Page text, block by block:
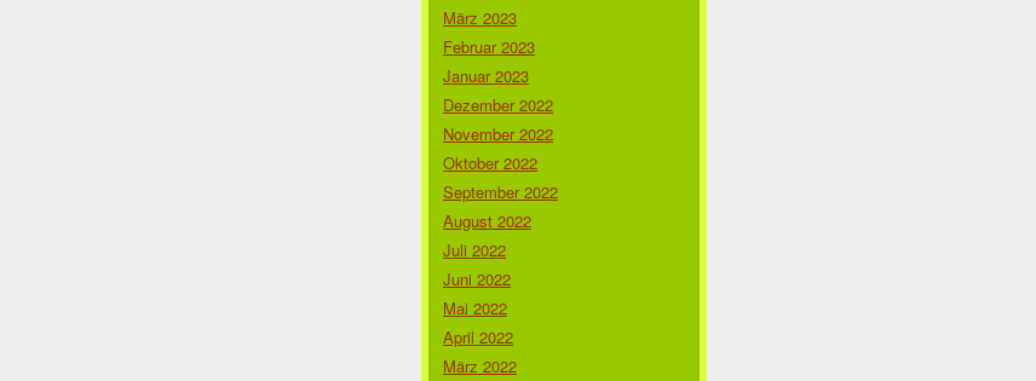
März 2023
Februar 2023
Januar 2023
Dezember 2022
November 2022
Oktober 2022
September 2022
August 2022
Juli 2022
Juni 2022
Mai 2022
April 2022
März 2022